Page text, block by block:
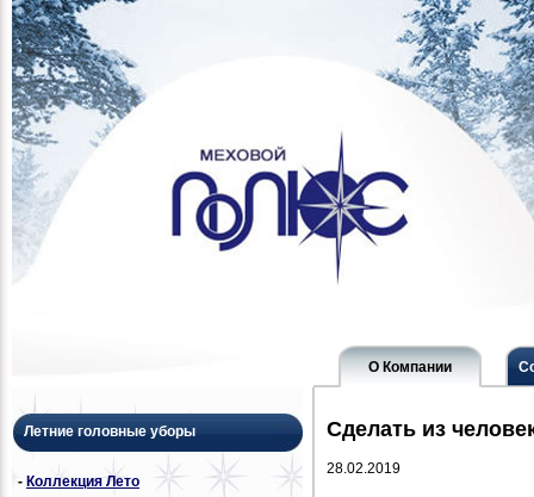
О Компании
Летние головные уборы
- Коллекция Лето
Сделать из
28.02.2019